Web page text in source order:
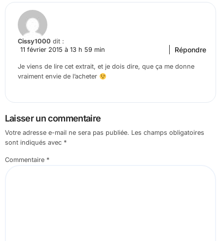
Cissy1000 dit :
11 février 2015 à 13 h 59 min
Je viens de lire cet extrait, et je dois dire, que ça me donne
vraiment envie de l’acheter
Répondre
Laisser un commentaire
Votre adresse e-mail ne sera pas publiée. Les champs obligatoires
sont indiqués avec *
Commentaire *